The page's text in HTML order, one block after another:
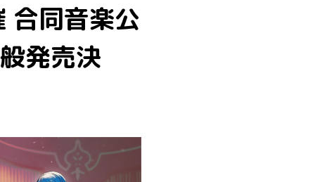
合同音楽公
発売決